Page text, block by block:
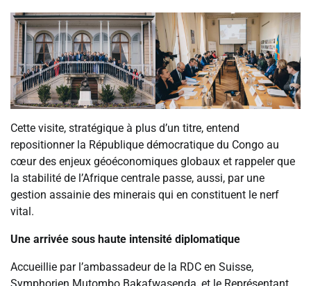
Cette visite, stratégique à plus d’un titre, entend
repositionner la République démocratique du Congo au
cœur des enjeux géoéconomiques globaux et rappeler que
la stabilité de l’Afrique centrale passe, aussi, par une
gestion assainie des minerais qui en constituent le nerf
vital.
Une arrivée sous haute intensité diplomatique
Accueillie par l’ambassadeur de la RDC en Suisse,